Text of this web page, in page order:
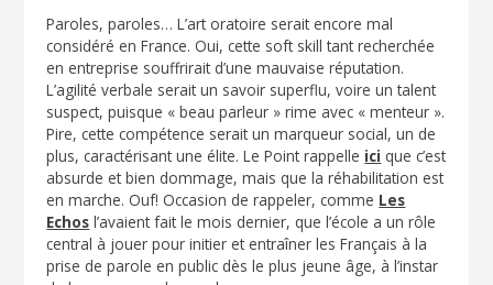
Paroles, paroles… L’art oratoire serait encore mal
considéré en France. Oui, cette soft skill tant recherchée
en entreprise souffrirait d’une mauvaise réputation.
L’agilité verbale serait un savoir superflu, voire un talent
suspect, puisque « beau parleur » rime avec « menteur ».
Pire, cette compétence serait un marqueur social, un de
plus, caractérisant une élite. Le Point rappelle ici que c’est
absurde et bien dommage, mais que la réhabilitation est
en marche. Ouf! Occasion de rappeler, comme Les
Echos l’avaient fait le mois dernier, que l’école a un rôle
central à jouer pour initier et entraîner les Français à la
prise de parole en public dès le plus jeune âge, à l’instar